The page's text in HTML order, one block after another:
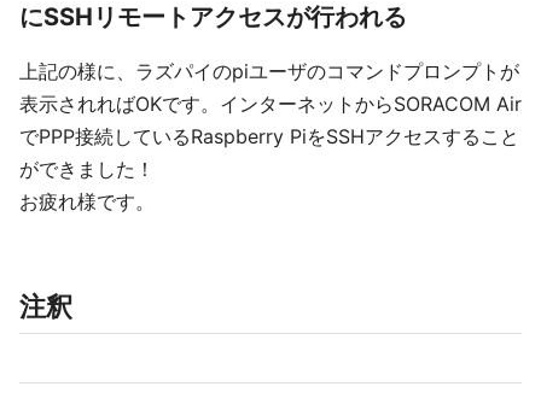
にSSHリモートアクセスが行われる
上記の様に、ラズパイのpiユーザのコマンドプロンプトが
表示されればOKです。インターネットからSORACOM Air
でPPP接続しているRaspberry PiをSSHアクセスすること
ができました！
お疲れ様です。
注釈